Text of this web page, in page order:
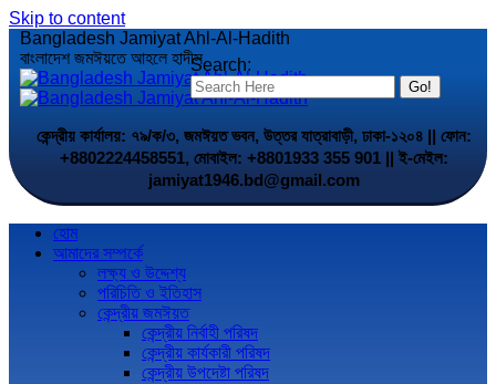
Skip to content
Search:
Bangladesh Jamiyat Ahl-Al-Hadith
বাংলাদেশ জমঈয়তে আহলে হাদীস
কেন্দ্রীয় কার্যালয়: ৭৯/ক/৩, জমঈয়ত ভবন, উত্তর যাত্রাবাড়ী, ঢাকা-১২০৪ || ফোন:
+8802224458551, মোবাইল: +8801933 355 901 || ই-মেইল:
jamiyat1946.bd@gmail.com
হোম
আমাদের সম্পর্কে
লক্ষ্য ও উদ্দেশ্য
পরিচিতি ও ইতিহাস
কেন্দ্রীয় জমঈয়ত
কেন্দ্রীয় নির্বাহী পরিষদ
কেন্দ্রীয় কার্যকারী পরিষদ
কেন্দ্রীয় উপদেষ্টা পরিষদ